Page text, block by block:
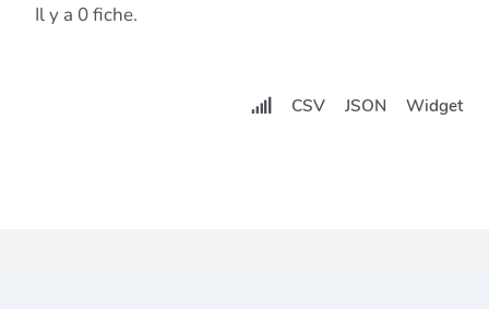
Il y a 0 fiche.
CSV JSON Widget